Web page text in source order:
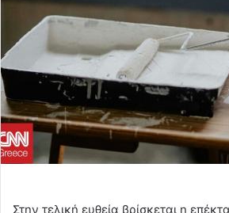
Στην τελική ευθεία βρίσκεται η